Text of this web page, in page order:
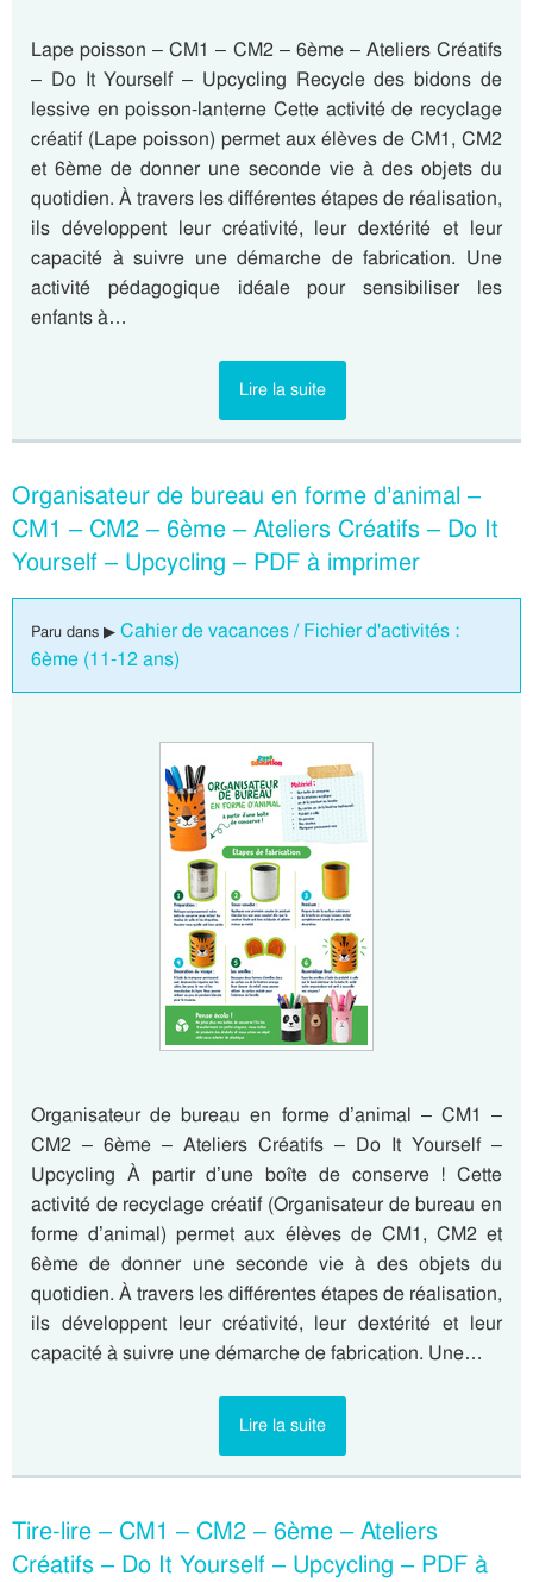
Lape poisson – CM1 – CM2 – 6ème – Ateliers Créatifs
– Do It Yourself – Upcycling Recycle des bidons de
lessive en poisson-lanterne Cette activité de recyclage
créatif (Lape poisson) permet aux élèves de CM1, CM2
et 6ème de donner une seconde vie à des objets du
quotidien. À travers les différentes étapes de réalisation,
ils développent leur créativité, leur dextérité et leur
capacité à suivre une démarche de fabrication. Une
activité pédagogique idéale pour sensibiliser les
enfants à…
Lire la suite
Organisateur de bureau en forme d’animal –
CM1 – CM2 – 6ème – Ateliers Créatifs – Do It
Yourself – Upcycling – PDF à imprimer
Paru dans ▶ Cahier de vacances / Fichier d'activités :
6ème (11-12 ans)
Organisateur de bureau en forme d’animal – CM1 –
CM2 – 6ème – Ateliers Créatifs – Do It Yourself –
Upcycling À partir d’une boîte de conserve ! Cette
activité de recyclage créatif (Organisateur de bureau en
forme d’animal) permet aux élèves de CM1, CM2 et
6ème de donner une seconde vie à des objets du
quotidien. À travers les différentes étapes de réalisation,
ils développent leur créativité, leur dextérité et leur
capacité à suivre une démarche de fabrication. Une…
Lire la suite
Tire-lire – CM1 – CM2 – 6ème – Ateliers
Créatifs – Do It Yourself – Upcycling – PDF à